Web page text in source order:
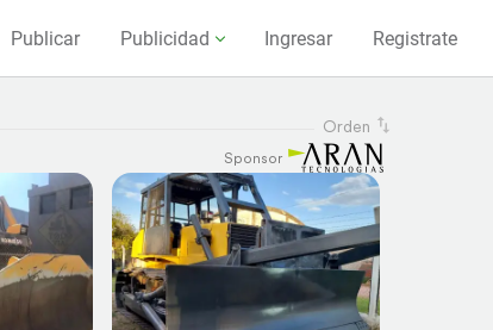
Publicar Publicidad Ingresar Registrate
Orden
Sponsor